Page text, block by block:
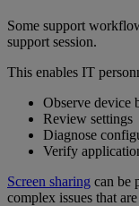
Some support
support session.
This enables IT
Observe device
Review settings
Diagnose
Verify
Screen sharing can be
complex issues that